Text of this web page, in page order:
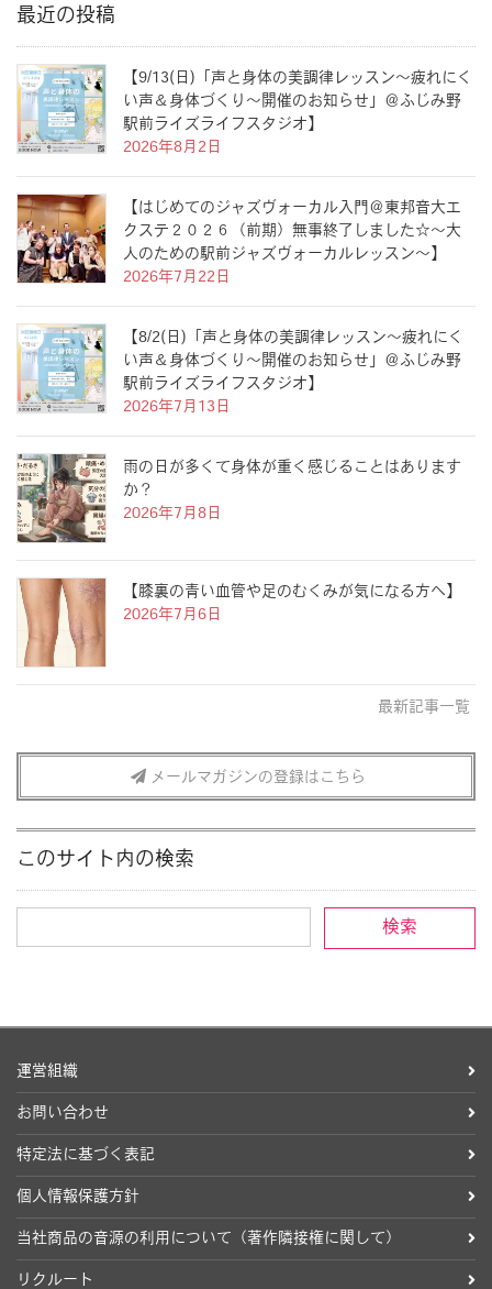
最近の投稿
【9/13(日)「声と身体の美調律レッスン〜疲れにく
い声＆身体づくり〜開催のお知らせ」＠ふじみ野
駅前ライズライフスタジオ】
2026年8月2日
【はじめてのジャズヴォーカル入門＠東邦音大エ
クステ２０２６（前期）無事終了しました☆〜大
人のための駅前ジャズヴォーカルレッスン〜】
2026年7月22日
【8/2(日)「声と身体の美調律レッスン〜疲れにく
い声＆身体づくり〜開催のお知らせ」＠ふじみ野
駅前ライズライフスタジオ】
2026年7月13日
雨の日が多くて身体が重く感じることはあります
か？
2026年7月8日
【膝裏の青い血管や足のむくみが気になる方へ】
2026年7月6日
最新記事一覧
メールマガジンの登録はこちら
このサイト内の検索
運営組織
お問い合わせ
特定法に基づく表記
個人情報保護方針
当社商品の音源の利用について（著作隣接権に関して）
リクルート